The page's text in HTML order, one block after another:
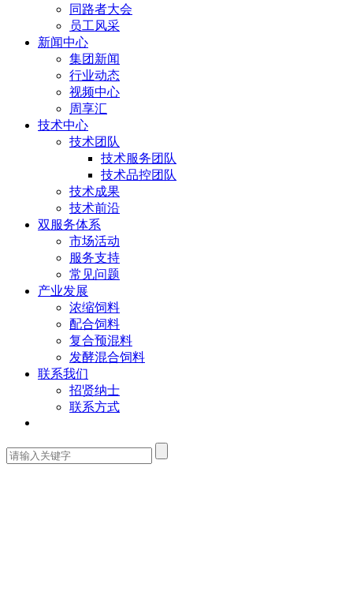
同路者大会
员工风采
新闻中心
集团新闻
行业动态
视频中心
周享汇
技术中心
技术团队
技术服务团队
技术品控团队
技术成果
技术前沿
双服务体系
市场活动
服务支持
常见问题
产业发展
浓缩饲料
配合饲料
复合预混料
发酵混合饲料
联系我们
招贤纳士
联系方式